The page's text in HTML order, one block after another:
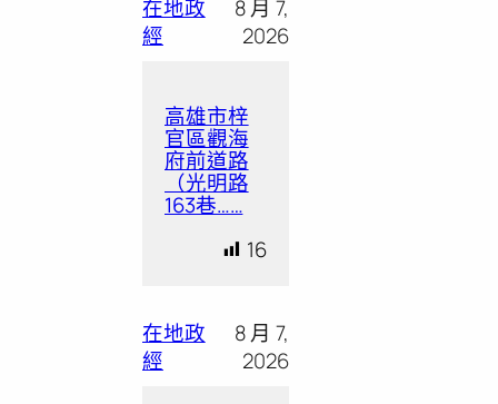
在地政
經
8 月 7,
2026
高雄市梓
官區觀海
府前道路
（光明路
163巷……
16
在地政
經
8 月 7,
2026